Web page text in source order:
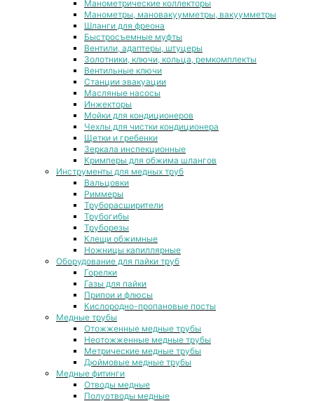
Манометрические коллекторы
Манометры, мановакуумметры, вакуумметры
Шланги для фреона
Быстросъемные муфты
Вентили, адаптеры, штуцеры
Золотники, ключи, кольца, ремкомплекты
Вентильные ключи
Станции эвакуации
Масляные насосы
Инжекторы
Мойки для кондиционеров
Чехлы для чистки кондиционера
Щетки и гребенки
Зеркала инспекционные
Кримперы для обжима шлангов
Инструменты для медных труб
Вальцовки
Риммеры
Труборасширители
Трубогибы
Труборезы
Клещи обжимные
Ножницы капиллярные
Оборудование для пайки труб
Горелки
Газы для пайки
Припои и флюсы
Кислородно-пропановые посты
Медные трубы
Отожженные медные трубы
Неотожженные медные трубы
Метрические медные трубы
Дюймовые медные трубы
Медные фитинги
Отводы медные
Полуотводы медные